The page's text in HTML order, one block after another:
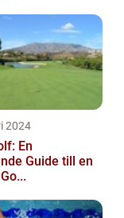
2024
En
Guide till en